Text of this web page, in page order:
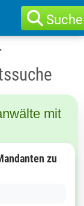
Suche
mit
zu